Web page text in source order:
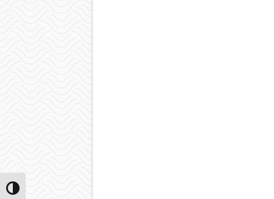
Przełącz wysoki kontrast